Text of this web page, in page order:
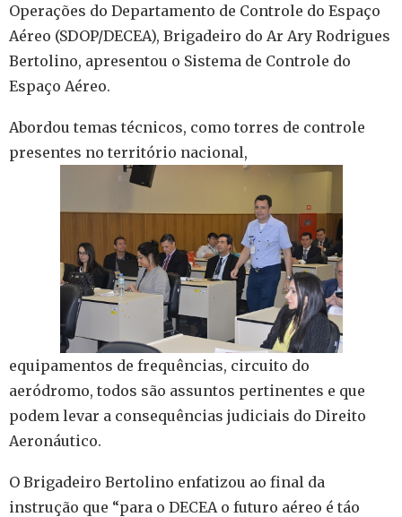
Operações do Departamento de Controle do Espaço
Aéreo (SDOP/DECEA), Brigadeiro do Ar Ary Rodrigues
Bertolino, apresentou o Sistema de Controle do
Espaço Aéreo.
Abordou temas técnicos, como torres de controle
presentes no território nacional,
equipamentos de frequências, circuito do
aeródromo, todos são assuntos pertinentes e que
podem levar a consequências judiciais do Direito
Aeronáutico.
O Brigadeiro Bertolino enfatizou ao final da
instrução que “para o DECEA o futuro aéreo é táo